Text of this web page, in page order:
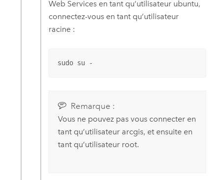
Web Services en tant qu’utilisateur ubuntu,
connectez-vous en tant qu’utilisateur
racine :
sudo su -
Remarque :
Vous ne pouvez pas vous connecter en
tant qu’utilisateur arcgis, et ensuite en
tant qu’utilisateur root.